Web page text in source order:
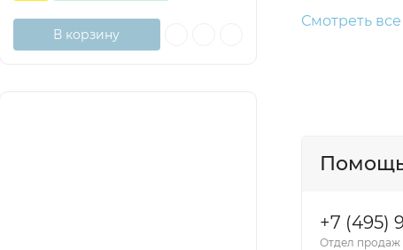
В корзину
Смотреть все
+7 (495)
Отдел продаж